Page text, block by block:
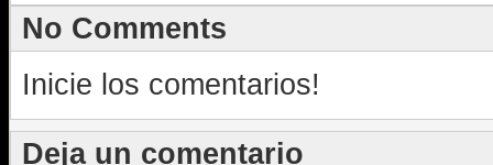
No Comments
Inicie los comentarios!
Deja un comentario